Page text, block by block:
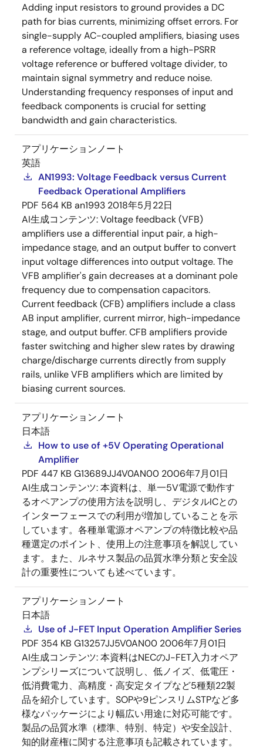
Adding input resistors to ground provides a DC
path for bias currents, minimizing offset errors. For
single-supply AC-coupled amplifiers, biasing uses
a reference voltage, ideally from a high-PSRR
voltage reference or buffered voltage divider, to
maintain signal symmetry and reduce noise.
Understanding frequency responses of input and
feedback components is crucial for setting
bandwidth and gain characteristics.
アプリケーションノート
英語
AN1993: Voltage Feedback versus Current
Feedback Operational Amplifiers
PDF 564 KB an1993 2018年5月22日
AI生成コンテンツ:Voltage feedback (VFB)
amplifiers use a differential input pair, a high-
impedance stage, and an output buffer to convert
input voltage differences into output voltage. The
VFB amplifier's gain decreases at a dominant pole
frequency due to compensation capacitors.
Current feedback (CFB) amplifiers include a class
AB input amplifier, current mirror, high-impedance
stage, and output buffer. CFB amplifiers provide
faster switching and higher slew rates by drawing
charge/discharge currents directly from supply
rails, unlike VFB amplifiers which are limited by
biasing current sources.
アプリケーションノート
日本語
How to use of +5V Operating Operational
Amplifier
PDF 447 KB G13689JJ4V0AN00 2006年7月01日
AI生成コンテンツ:本資料は、単一5V電源で動作す
るオペアンプの使用方法を説明し、デジタルICとの
インターフェースでの利用が増加していることを示
しています。各種単電源オペアンプの特徴比較や品
種選定のポイント、使用上の注意事項を解説してい
ます。また、ルネサス製品の品質水準分類と安全設
計の重要性についても述べています。
アプリケーションノート
日本語
Use of J-FET Input Operation Amplifier Series
PDF 354 KB G13257JJ5V0AN00 2006年7月01日
AI生成コンテンツ:本資料はNECのJ-FET入力オペア
ンプシリーズについて説明し、低ノイズ、低電圧・
低消費電力、高精度・高安定タイプなど5種類22製
品を紹介しています。SOPや9ピンスリムSTPなど多
様なパッケージにより幅広い用途に対応可能です。
製品の品質水準（標準、特別、特定）や安全設計、
知的財産権に関する注意事項も記載されています。